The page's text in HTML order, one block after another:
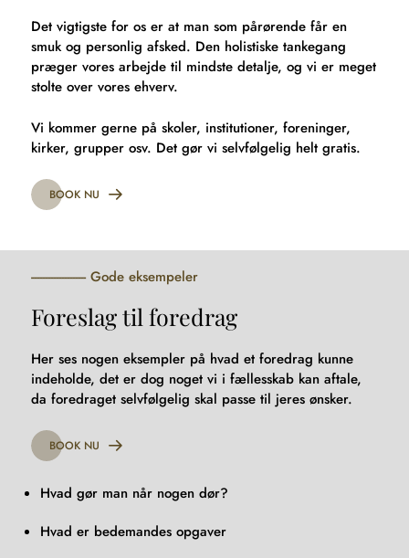
Det vigtigste for os er at man som pårørende får en
smuk og personlig afsked. Den holistiske tankegang
præger vores arbejde til mindste detalje, og vi er meget
stolte over vores ehverv.
Vi kommer gerne på skoler, institutioner, foreninger,
kirker, grupper osv. Det gør vi selvfølgelig helt gratis.
BOOK NU
Gode eksempeler
Foreslag til foredrag
Her ses nogen eksempler på hvad et foredrag kunne
indeholde, det er dog noget vi i fællesskab kan aftale,
da foredraget selvfølgelig skal passe til jeres ønsker.
BOOK NU
Hvad gør man når nogen dør?
Hvad er bedemandes opgaver